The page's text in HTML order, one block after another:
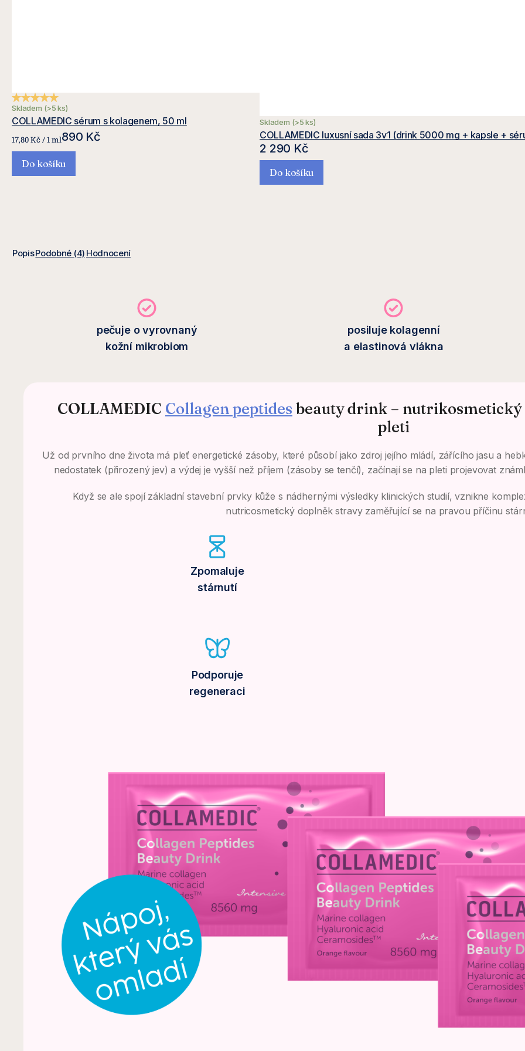
COLLAMEDIC sérum s kolagenem, 50 ml
Průměrné hodnocení produktu je 5,0 z 5 hvězdiček.
Skladem (>5 ks)
890 Kč
Měrná
cena:
17,80 Kč / 1 ml
Do košíku
COLLAMEDIC luxusní sada 3v1 (drink 5000 mg + kapsle +
Skladem (>5 ks)
2 290 Kč
Do košíku
PopisPodobné (4) Hodnocení
pečuje o vyrovnaný
kožní mikrobiom
posiluje kolagenní
a elastinová vlákna
COLLAMEDIC Collagen peptides beauty drink –
pleti
Už od prvního dne života má pleť energetické zásoby, které působí jako zdroj jejího mládí, zářícího jasu a
nedostatek (přirozený jev) a výdej je vyšší než příjem (zásoby se tenčí), začínají se na pleti projevovat
Když se ale spojí základní stavební prvky kůže s nádhernými výsledky klinických studií, vznikne
nutricosmetický doplněk stravy zaměřující se na pravou příčinu
Zpomaluje
stárnutí
Podporuje
regeneraci